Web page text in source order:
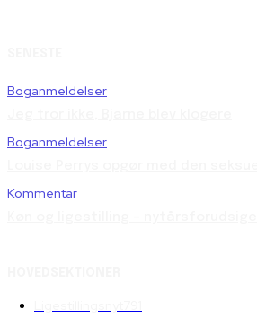
Boganmeldelser
Boganmeldelser
Kommentar